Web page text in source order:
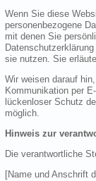
Wenn Sie diese
personenbezogene
mit denen Sie
sie nutzen. Sie
Wir weisen darauf
Kommunikation per
lückenloser Schutz
möglich.
Hinweis zur
Die verantwortliche
[Name und Anschrift